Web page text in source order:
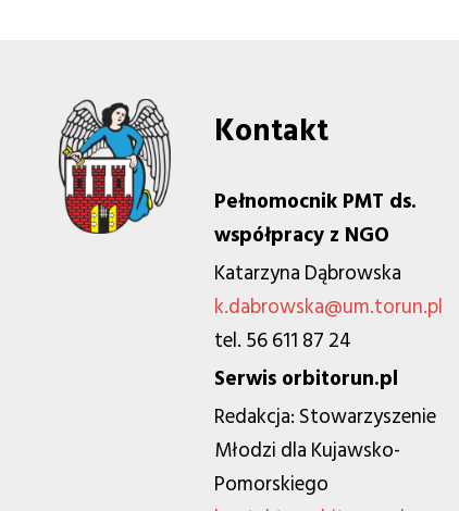
Kontakt
Pełnomocnik PMT ds.
współpracy z NGO
Katarzyna Dąbrowska
k.dabrowska@um.torun.pl
tel. 56 611 87 24
Serwis orbitorun.pl
Redakcja: Stowarzyszenie
Młodzi dla Kujawsko-
Pomorskiego